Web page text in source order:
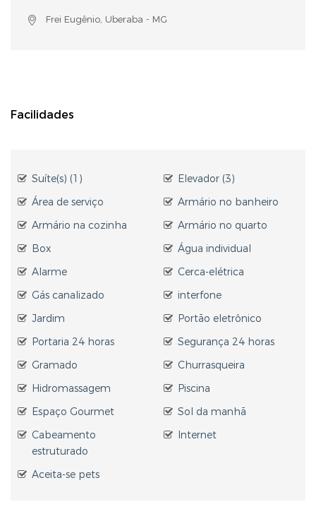
Frei Eugênio, Uberaba - MG
Facilidades
Suíte(s) (1)
Elevador (3)
Área de serviço
Armário no banheiro
Armário na cozinha
Armário no quarto
Box
Água individual
Alarme
Cerca-elétrica
Gás canalizado
interfone
Jardim
Portão eletrônico
Portaria 24 horas
Segurança 24 horas
Gramado
Churrasqueira
Hidromassagem
Piscina
Espaço Gourmet
Sol da manhã
Cabeamento
estruturado
Internet
Aceita-se pets